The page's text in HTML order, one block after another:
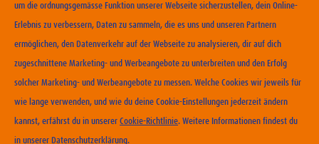
ERHÄLTLICHKEIT
KONTAKT
NUTZUNGSBEDINGUNGEN
DATENSCHUTZERKLÄRUNG
um die ordnungsgemässe Funktion unserer Webseite sicherzustellen, dein Online-
Erlebnis zu verbessern, Daten zu sammeln, die es uns und unseren Partnern
ermöglichen, den Datenverkehr auf der Webseite zu analysieren, dir auf dich
zugeschnittene Marketing- und Werbeangebote zu unterbreiten und den Erfolg
solcher Marketing- und Werbeangebote zu messen. Welche Cookies wir jeweils für
wie lange verwenden, und wie du deine Cookie-Einstellungen jederzeit ändern
kannst, erfährst du in unserer Cookie-Richtlinie. Weitere Informationen findest du
in unserer Datenschutzerklärung.